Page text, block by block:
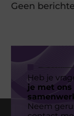
Geen
Heb je
je met ons
Neem